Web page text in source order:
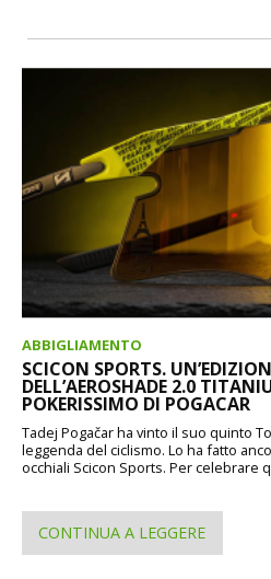
ABBIGLIAMENTO
SCICON SPORTS.
DELL’AEROSHADE 2.0
POKERISSIMO DI POGACAR
Tadej Pogačar ha vinto il suo quinto
leggenda del ciclismo. Lo ha fatto
occhiali Scicon Sports. Per celebrare
CONTINUA A LEGGERE